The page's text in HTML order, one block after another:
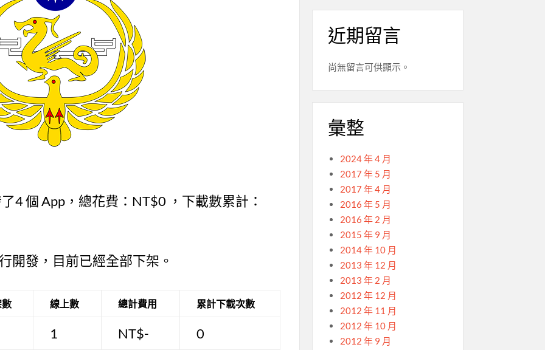
4 個 App，總花費：NT$0 ，下載數累計：
開發，目前已經全部下架。
線上數 總計費用 累計下載次數
1 NT$-
0
近期留言
尚無留言可供顯示。
彙整
2024 年 4 月
2017 年 5 月
2017 年 4 月
2016 年 5 月
2016 年 2 月
2015 年 9 月
2014 年 10 月
2013 年 12 月
2013 年 2 月
2012 年 12 月
2012 年 11 月
2012 年 10 月
2012 年 9 月